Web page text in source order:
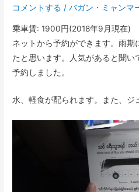
コメントする /バガン ・ ミャンマ
乗車賃: 1900円(2018年9月現在)
ネットから予約ができます。雨期
たと思います。人気があると聞い
予約しました。
水、軽食が配られます。また、ジ